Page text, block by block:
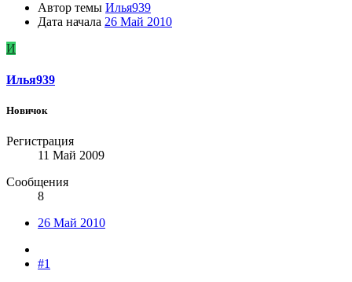
Автор темы Илья939
Дата начала 26 Май 2010
И
Илья939
Новичок
Регистрация
11 Май 2009
Сообщения
8
26 Май 2010
#1